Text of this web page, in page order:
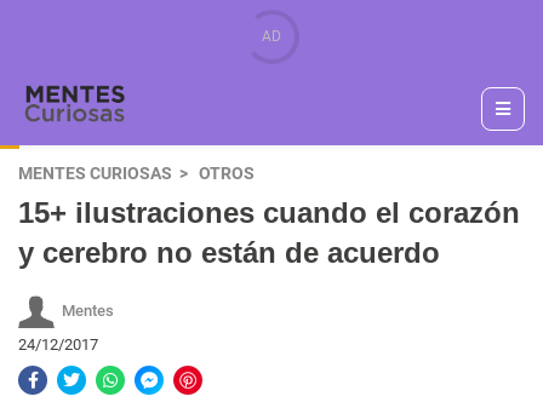
MENTES CURIOSAS OTROS
15+ ilustraciones cuando el corazón
y cerebro no están de acuerdo
Mentes
24/12/2017